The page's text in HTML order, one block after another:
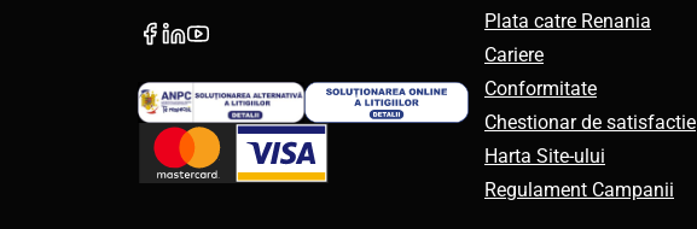
Plata catre Renania
Cariere
Conformitate
Chestionar de satisfactie
Harta Site-ului
Regulament Campanii